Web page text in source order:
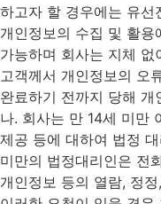
하고자 할 경우에는 유
개인정보의 수집 및 활용
가능하며 회사는 지체
고객께서 개인정보의 오
완료하기 전까지 당해 개
나. 회사는 만 14세 미만
제공 등에 대하여 법정
미만의 법정대리인은 전
개인정보 등의 열람, 정